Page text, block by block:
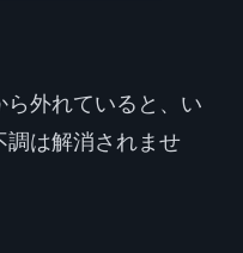
ら外れていると、い
調は解消されませ